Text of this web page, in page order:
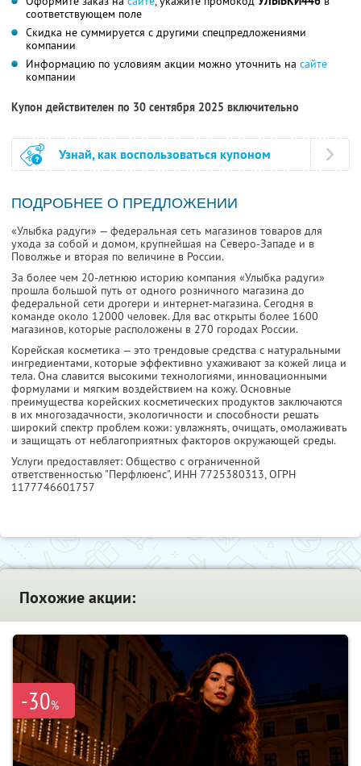
соответствующем поле
Скидка не суммируется с другими спецпредложениями
компании
Информацию по условиям акции можно уточнить на сайте
компании
Купон действителен по 30 сентября 2025 включительно
Узнай, как воспользоваться купоном
ПОДРОБНЕЕ О ПРЕДЛОЖЕНИИ
«Улыбка радуги» — федеральная сеть магазинов товаров для
ухода за собой и домом, крупнейшая на Северо-Западе и в
Поволжье и вторая по величине в России.
За более чем 20-летнюю историю компания «Улыбка радуги»
прошла большой путь от одного розничного магазина до
федеральной сети дрогери и интернет-магазина. Сегодня в
команде около 12000 человек. Для вас открыты более 1600
магазинов, которые расположены в 270 городах России.
Корейская косметика — это трендовые средства с натуральными
ингредиентами, которые эффективно ухаживают за кожей лица и
тела. Она славится высокими технологиями, инновационными
формулами и мягким воздействием на кожу. Основные
преимущества корейских косметических продуктов заключаются
в их многозадачности, экологичности и способности решать
широкий спектр проблем кожи: увлажнять, очищать, омолаживать
и защищать от неблагоприятных факторов окружающей среды.
Услуги предоставляет: Общество с ограниченной
ответственностью "Перфлюенс", ИНН 7725380313, ОГРН
1177746601757
Похожие акции:
-30%